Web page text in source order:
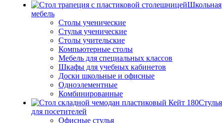
Школьная
мебель
Столы ученические
Стулья ученические
Столы учительские
Компьютерные столы
Мебель для специальных классов
Шкафы для учебных кабинетов
Доски школьные и офисные
Одноэлементные
Комбинированные
Стулья
для посетителей
Офисные стулья